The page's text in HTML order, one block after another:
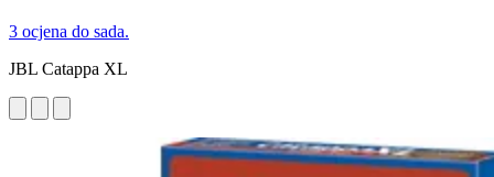
3 ocjena do sada.
JBL Catappa XL